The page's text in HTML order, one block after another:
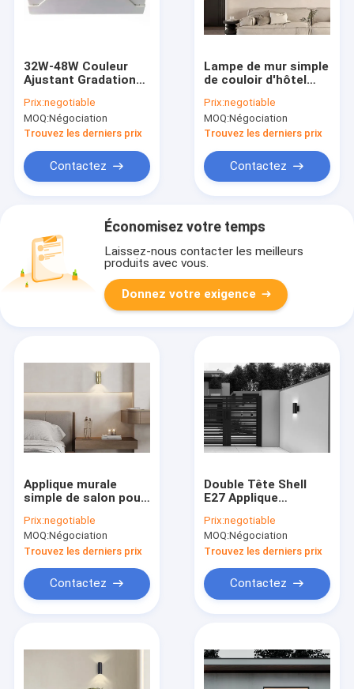
32W-48W Couleur
Ajustant Gradation
Bluetooth / Zigbee
Graffiti
Prix:negotiable
MOQ:Négociation
Trouvez les derniers prix
Contactez
Lampe de mur simple
de couloir d'hôtel
de salon
Prix:negotiable
MOQ:Négociation
Trouvez les derniers prix
Contactez
Économisez votre temps
Laissez-nous contacter les meilleurs
produits avec vous.
Donnez votre exigence
Applique murale
simple de salon pour
mur de fond,
Prix:negotiable
MOQ:Négociation
Trouvez les derniers prix
Contactez
Double Tête Shell
E27 Applique
Étanche Moderne
Simple 6w
Prix:negotiable
MOQ:Négociation
Trouvez les derniers prix
Contactez